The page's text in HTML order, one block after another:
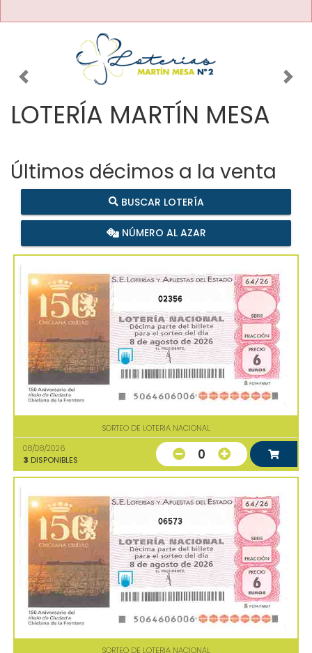
Imagen anterior
LOTERÍA MARTÍN MESA
Últimos décimos a la venta
BUSCAR LOTERÍA
NÚMERO AL AZAR
02356
SORTEO DE LOTERIA NACIONAL
08/08/2026
3 DISPONIBLES 0
06573
SORTEO DE LOTERIA NACIONAL